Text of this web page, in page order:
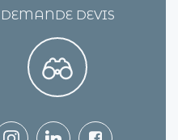
DEMANDE DEVIS